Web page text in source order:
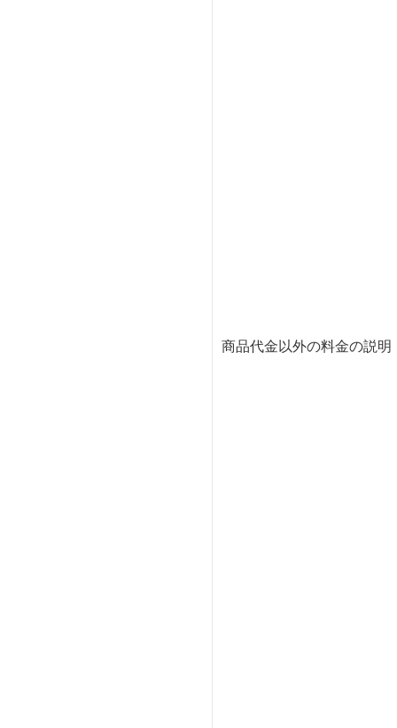
商品代金以外の料金の説明